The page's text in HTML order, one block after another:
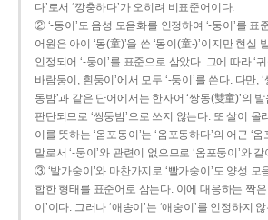
다’로서 ‘깡충하다’가 오히려 비표준어이다.
② ‘-동이’도 음성 모음화를 인정하여 ‘-둥이’를 표
어원은 아이 ‘동(童)’을 쓴 ‘동이(童-)’이지만 현실
인정되어 ‘-둥이’를 표준으로 삼았다. 그에 따라 ‘
바람둥이, 흰둥이’에서 모두 ‘-둥이’를 쓴다. 다만,
동밤’과 같은 단어에서는 한자어 ‘쌍동(雙童)’의
판단되므로 ‘쌍둥밤’으로 쓰지 않는다. 또 살이 올
이를 뜻하는 ‘옴포동이’는 ‘옴포동하다’의 어근 ‘옴
말로서 ‘-둥이’와 관련이 없으므로 ‘옴포둥이’와
③ ‘발가숭이’와 마찬가지로 ‘빨가숭이’도 양성 모
합한 형태를 표준어로 삼는다. 이에 대응하는 짝은
이’이다. 그러나 ‘애송이’는 ‘애숭이’를 인정하지